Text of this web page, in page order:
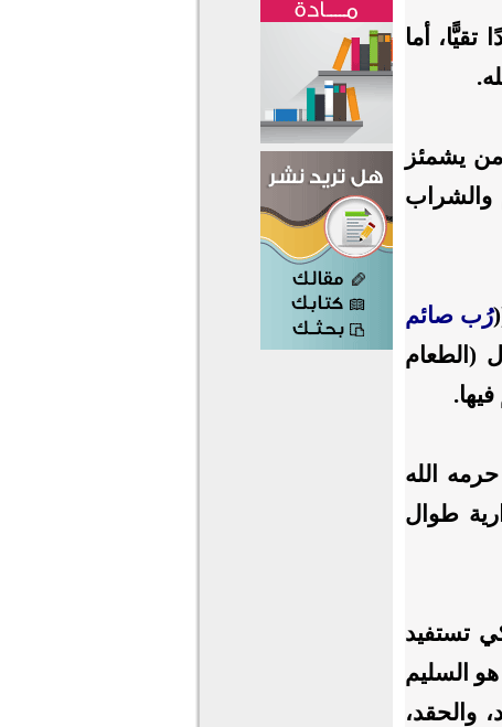
أما
يشمئز
والشراب
رُب صائم
(الطعام
الله
طوال
تستفيد
السليم